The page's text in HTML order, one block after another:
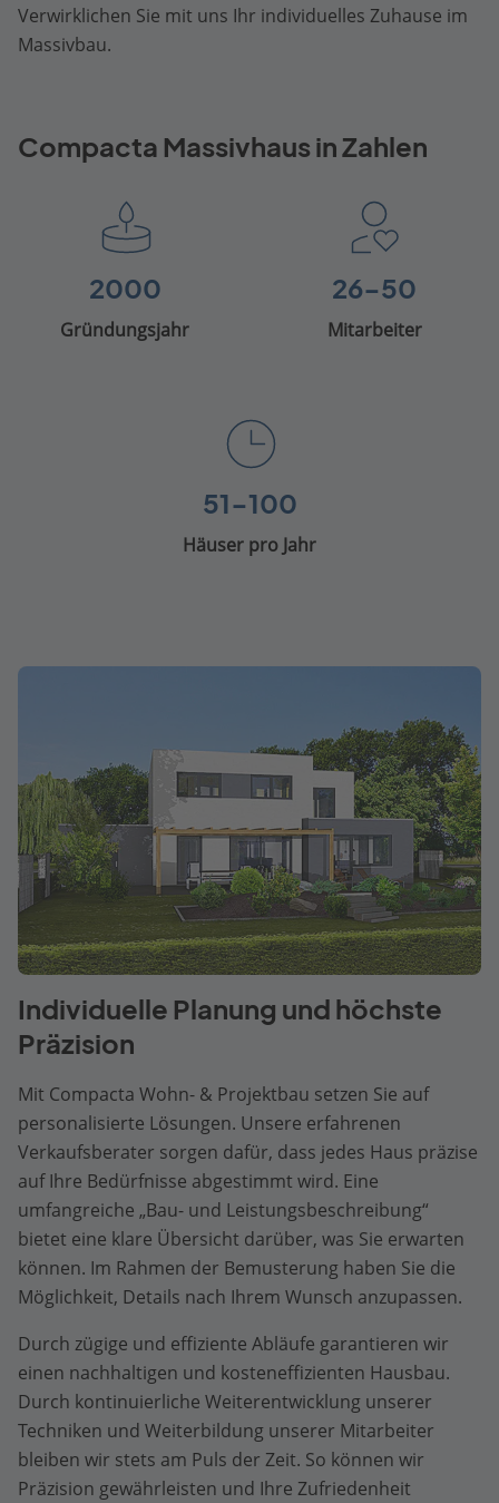
Verwirklichen Sie mit uns Ihr individuelles Zuhause im
Massivbau.
Compacta Massivhaus in Zahlen
2000
Gründungsjahr
26-50
Mitarbeiter
51-100
Häuser pro Jahr
Individuelle Planung und höchste
Präzision
Mit Compacta Wohn- & Projektbau setzen Sie auf
personalisierte Lösungen. Unsere erfahrenen
Verkaufsberater sorgen dafür, dass jedes Haus präzise
auf Ihre Bedürfnisse abgestimmt wird. Eine
umfangreiche „Bau- und Leistungsbeschreibung“
bietet eine klare Übersicht darüber, was Sie erwarten
können. Im Rahmen der Bemusterung haben Sie die
Möglichkeit, Details nach Ihrem Wunsch anzupassen.
Durch zügige und effiziente Abläufe garantieren wir
einen nachhaltigen und kosteneffizienten Hausbau.
Durch kontinuierliche Weiterentwicklung unserer
Techniken und Weiterbildung unserer Mitarbeiter
bleiben wir stets am Puls der Zeit. So können wir
Präzision gewährleisten und Ihre Zufriedenheit